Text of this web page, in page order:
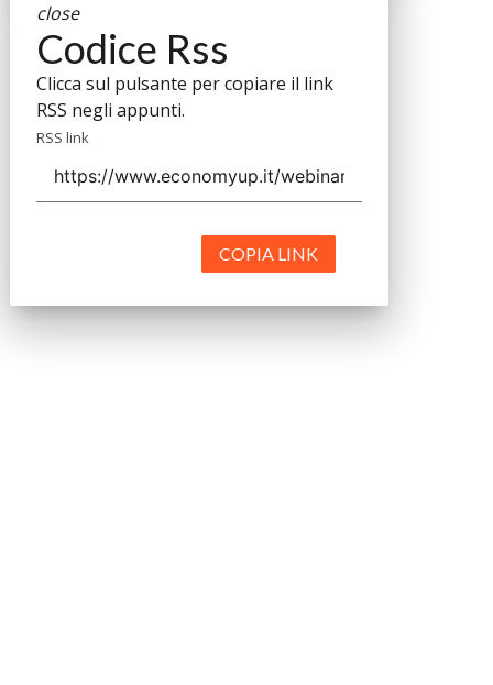
close
Codice Rss
Clicca sul pulsante per copiare il link
RSS negli appunti.
RSS link
COPIA LINK